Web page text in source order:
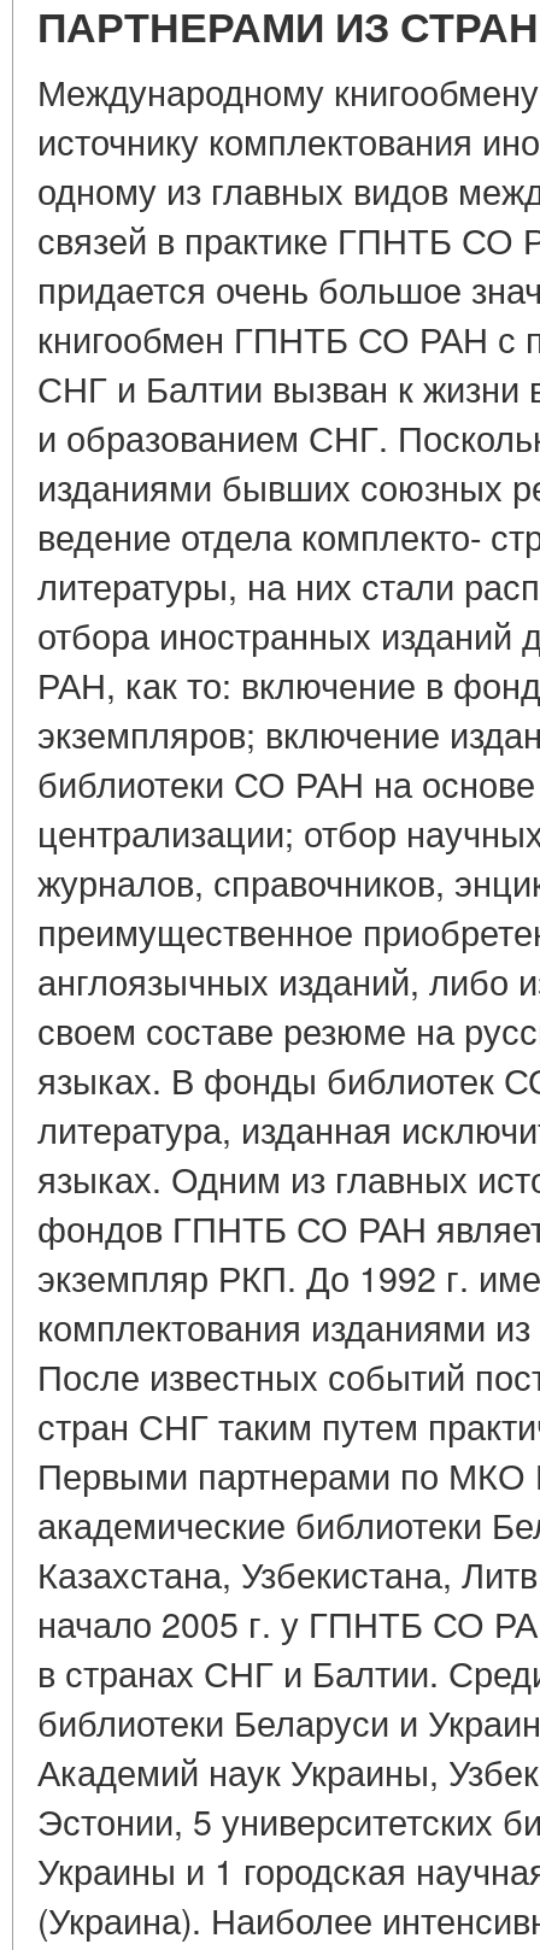
ПАРТНЕРАМИ ИЗ
Международному
источнику комплектования
одному из главных видов
связей в практике ГПНТБ СО
придается очень большое
книгообмен ГПНТБ СО РАН с
СНГ и Балтии вызван к
и образованием СНГ.
изданиями бывших союзных
ведение отдела комплекто-
литературы, на них стали
отбора иностранных
РАН, как то: включение в
экземпляров; включение
библиотеки СО РАН на
централизации; отбор
журналов, справочников,
преимущественное
англоязычных изданий, либо
своем составе резюме на
языках. В фонды библиотек
литература, изданная
языках. Одним из главных
фондов ГПНТБ СО РАН
экземпляр РКП. До 1992 г.
комплектования изданиями
После известных событий
стран СНГ таким путем
Первыми партнерами по
академические библиотеки
Казахстана, Узбекистана,
начало 2005 г. у ГПНТБ СО
в странах СНГ и Балтии.
библиотеки Беларуси и
Академий наук Украины,
Эстонии, 5 университетских
Украины и 1 городская
(Украина). Наиболее